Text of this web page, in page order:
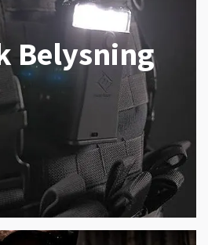
Belysning